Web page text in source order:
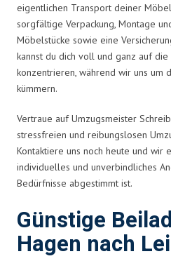
eigentlichen Transport deiner
sorgfältige Verpackung, Montage
Möbelstücke sowie eine
kannst du dich voll und ganz auf
konzentrieren, während wir uns um
kümmern.
Vertraue auf Umzugsmeister
stressfreien und reibungslosen
Kontaktiere uns noch heute und wir
individuelles und unverbindliches
Bedürfnisse abgestimmt ist.
Günstige
Hagen nach